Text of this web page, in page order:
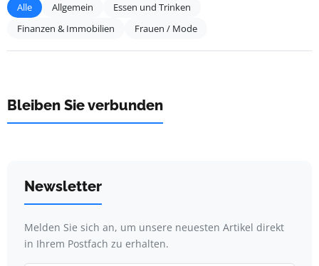
Alle Allgemein
Essen und Trinken
Finanzen & Immobilien
Frauen / Mode
Bleiben Sie verbunden
Newsletter
Melden Sie sich an, um unsere neuesten Artikel direkt
in Ihrem Postfach zu erhalten.